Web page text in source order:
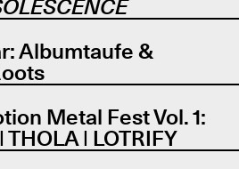
Albumtaufe &
Metal Fest Vol. 1:
THOLA | LOTRIFY